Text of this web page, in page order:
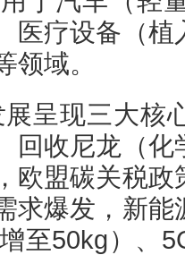
医疗设备（
域。
呈现三大核
回收尼龙（
欧盟碳关税
求爆发，新
至50kg）、